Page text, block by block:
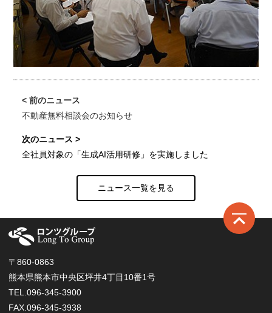
不動産無料相談会のお知らせ
全社員対象の「生成AI活用研修」を実施しました
ニュース一覧を見る
〒860-0863
熊本県熊本市中央区坪井4丁目10番1号
TEL.096-345-3900
FAX.096-345-3938